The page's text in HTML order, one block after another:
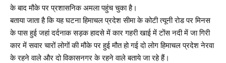
के बाद मौके पर प्रशासनिक अमला पहुंच चुका है।
बताया जाता है कि यह घटना हिमाचल प्रदेश सीमा के कोटी त्यूनी रोड पर मिनस
के पास हुई जहां दर्दनाक सड़क हादसे में कार गहरी खाई में टोंस नदी में जा गिरी
कार में सवार चारों लोगों की मौके पर हुई मौत हो गई दो‌ लोग हिमाचल प्रदेश नेरवा
के रहने वाले और दो विकासनगर के रहने वाले बताये जा रहे हैं।